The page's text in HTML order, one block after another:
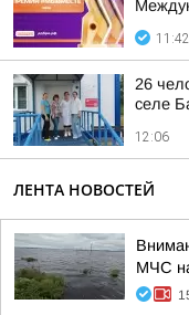
11:42
26
селе
12:06
ЛЕНТА НОВОСТЕЙ
МЧС